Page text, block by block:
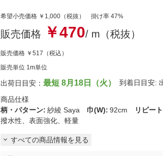
希望小売価格 ￥1,000（税抜） 掛け率 47%
販売価格 ￥470/ m（税抜）
販売価格 ￥517 （税込）
販売単位 1m単位
出荷日目安： 最短 8月18日（火） 到着日目安:
商品仕様
柄・パターン: 紗綾 Saya 巾(W): 92cm リピート
撥水性、表面強化、軽量
すべての商品情報を見る